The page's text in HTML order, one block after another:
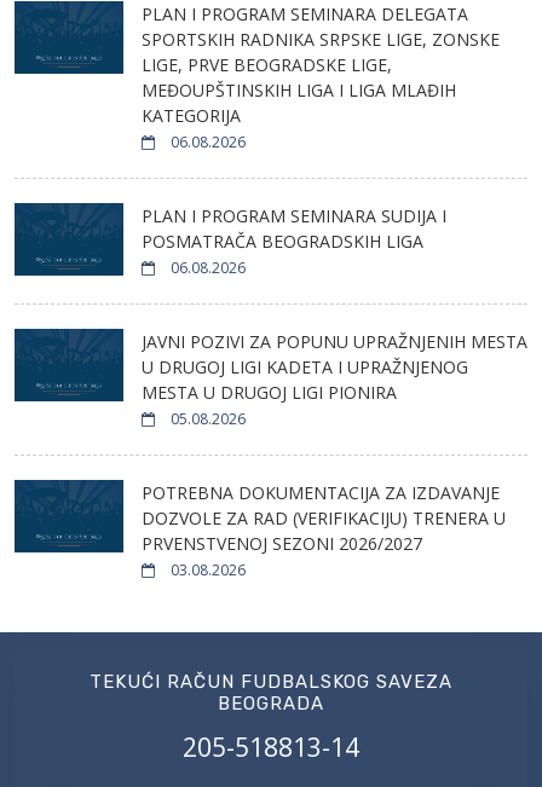
PLAN I PROGRAM SEMINARA DELEGATA
SPORTSKIH RADNIKA SRPSKE LIGE, ZONSKE
LIGE, PRVE BEOGRADSKE LIGE,
MEĐOUPŠTINSKIH LIGA I LIGA MLAĐIH
KATEGORIJA
06.08.2026
PLAN I PROGRAM SEMINARA SUDIJA I
POSMATRAČA BEOGRADSKIH LIGA
06.08.2026
JAVNI POZIVI ZA POPUNU UPRAŽNJENIH MESTA
U DRUGOJ LIGI KADETA I UPRAŽNJENOG
MESTA U DRUGOJ LIGI PIONIRA
05.08.2026
POTREBNA DOKUMENTACIJA ZA IZDAVANJE
DOZVOLE ZA RAD (VERIFIKACIJU) TRENERA U
PRVENSTVENOJ SEZONI 2026/2027
03.08.2026
TEKUĆI RAČUN FUDBALSKOG SAVEZA
BEOGRADA
205-518813-14